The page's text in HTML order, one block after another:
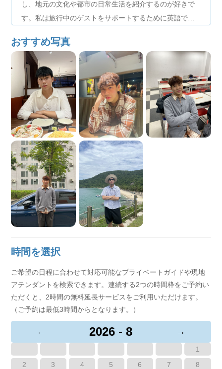
し、地元の文化や都市の日常生活を紹介するのが好きで
す。私は旅行中のゲストをサポートするために英語でコ
守、気配り、訪問者がハノイ観光中に安全で快適に感じ
られるようにすることに常に重点を置いています。
おすすめ写真
時間を選択
ご希望の日程に合わせて対応可能なプライベートガイドや現地
アテンダントを検索できます。連続する2つの時間枠をご予約い
ただくと、2時間の無料延長サービスをご利用いただけます。
（ご予約は最低3時間からとなります。）
← 2026 - 8 →
1
2
3 4 5 6 7
8